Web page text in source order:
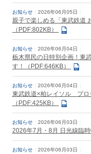
お知らせ 2026年06月05日
親子で楽しめる「東武鉄道
（PDF:802KB）
お知らせ 2026年06月04日
栃木県民の日特別企画！東
す！（PDF:646KB）
お知らせ 2026年06月04日
東武鉄道×柏レイソル プロ
（PDF:425KB）
お知らせ 2026年06月03日
2026年7月・8月 日光線臨
お知らせ 2026年06月03日